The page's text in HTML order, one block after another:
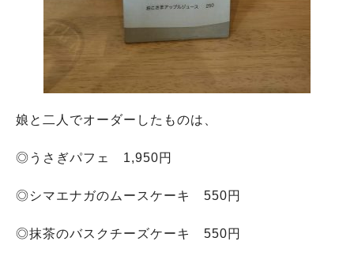
娘と二人でオーダーしたものは、
◎うさぎパフェ 1,950円
◎シマエナガのムースケーキ 550円
◎抹茶のバスクチーズケーキ 550円